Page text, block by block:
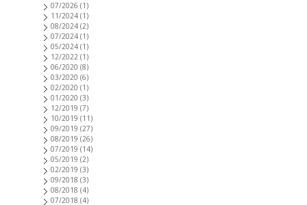
07/2026 (1)
11/2024 (1)
08/2024 (2)
07/2024 (1)
05/2024 (1)
12/2022 (1)
06/2020 (8)
03/2020 (6)
02/2020 (1)
01/2020 (3)
12/2019 (7)
10/2019 (11)
09/2019 (27)
08/2019 (26)
07/2019 (14)
05/2019 (2)
02/2019 (3)
09/2018 (3)
08/2018 (4)
07/2018 (4)